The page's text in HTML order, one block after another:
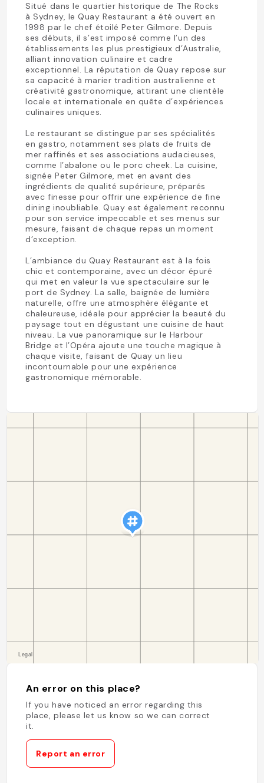
Situé dans le quartier historique de The Rocks
à Sydney, le Quay Restaurant a été ouvert en
1998 par le chef étoilé Peter Gilmore. Depuis
ses débuts, il s’est imposé comme l’un des
établissements les plus prestigieux d’Australie,
alliant innovation culinaire et cadre
exceptionnel. La réputation de Quay repose sur
sa capacité à marier tradition australienne et
créativité gastronomique, attirant une clientèle
locale et internationale en quête d’expériences
culinaires uniques.
Le restaurant se distingue par ses spécialités
en gastro, notamment ses plats de fruits de
mer raffinés et ses associations audacieuses,
comme l’abalone ou le porc cheek. La cuisine,
signée Peter Gilmore, met en avant des
ingrédients de qualité supérieure, préparés
avec finesse pour offrir une expérience de fine
dining inoubliable. Quay est également reconnu
pour son service impeccable et ses menus sur
mesure, faisant de chaque repas un moment
d’exception.
L’ambiance du Quay Restaurant est à la fois
chic et contemporaine, avec un décor épuré
qui met en valeur la vue spectaculaire sur le
port de Sydney. La salle, baignée de lumière
naturelle, offre une atmosphère élégante et
chaleureuse, idéale pour apprécier la beauté du
paysage tout en dégustant une cuisine de haut
niveau. La vue panoramique sur le Harbour
Bridge et l’Opéra ajoute une touche magique à
chaque visite, faisant de Quay un lieu
incontournable pour une expérience
gastronomique mémorable.
An error on this place?
If you have noticed an error regarding this
place, please let us know so we can correct
it.
Report an error